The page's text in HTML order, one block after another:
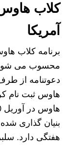
کلاب
آمریکا
برنامه کلاب
محسوب می
دعوتنامه از
هاوس ثبت نام
هفتگی دارد.